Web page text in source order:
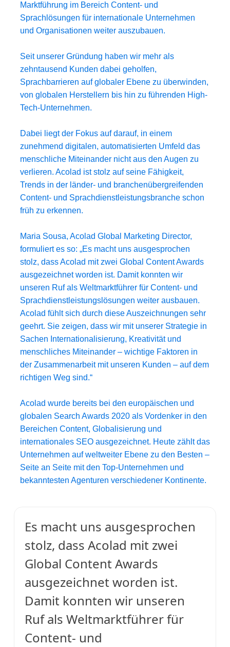
Datendienste
Verbessern Sie KI mit vertrauenswürdigen Daten
Alle Lösungen
Branchenlösungen
Fertigungsindustrie
Finanzwesen
Recht
Verteidigung & Sicherheit
Alle Branchen
KI-Datenservices
Verbessern Sie Ihre AI mit hochwertigen Daten
Lernen Sie Lia kennen
Schnelle, intelligente und skalierbare AI-Übersetzung
KI-gestützte Übersetzung für globale Marken
meistern
Tipps, wie Sie Effizienz, Skalierung und Qualität steigern
Freelance-Möglichkeiten
Werden Sie Teil unseres globalen Netzwerks
Marktführung im Bereich Content- und
Sprachlösungen für internationale Unternehmen
und Organisationen weiter auszubauen.
Seit unserer Gründung haben wir mehr als
zehntausend Kunden dabei geholfen,
Sprachbarrieren auf globaler Ebene zu überwinden,
von globalen Herstellern bis hin zu führenden High-
Tech-Unternehmen.
Dabei liegt der Fokus auf darauf, in einem
zunehmend digitalen, automatisierten Umfeld das
menschliche Miteinander nicht aus den Augen zu
verlieren. Acolad ist stolz auf seine Fähigkeit,
Trends in der länder- und branchenübergreifenden
Content- und Sprachdienstleistungsbranche schon
früh zu erkennen.
Maria Sousa, Acolad Global Marketing Director,
formuliert es so: „Es macht uns ausgesprochen
stolz, dass Acolad mit zwei Global Content Awards
ausgezeichnet worden ist. Damit konnten wir
unseren Ruf als Weltmarktführer für Content- und
Sprachdienstleistungslösungen weiter ausbauen.
Acolad fühlt sich durch diese Auszeichnungen sehr
geehrt. Sie zeigen, dass wir mit unserer Strategie in
Sachen Internationalisierung, Kreativität und
menschliches Miteinander – wichtige Faktoren in
der Zusammenarbeit mit unseren Kunden – auf dem
richtigen Weg sind.“
Acolad wurde bereits bei den europäischen und
globalen Search Awards 2020 als Vordenker in den
Bereichen Content, Globalisierung und
internationales SEO ausgezeichnet. Heute zählt das
Unternehmen auf weltweiter Ebene zu den Besten –
Seite an Seite mit den Top-Unternehmen und
bekanntesten Agenturen verschiedener Kontinente.
Es macht uns ausgesprochen
stolz, dass Acolad mit zwei
Global Content Awards
ausgezeichnet worden ist.
Damit konnten wir unseren
Ruf als Weltmarktführer für
Content- und